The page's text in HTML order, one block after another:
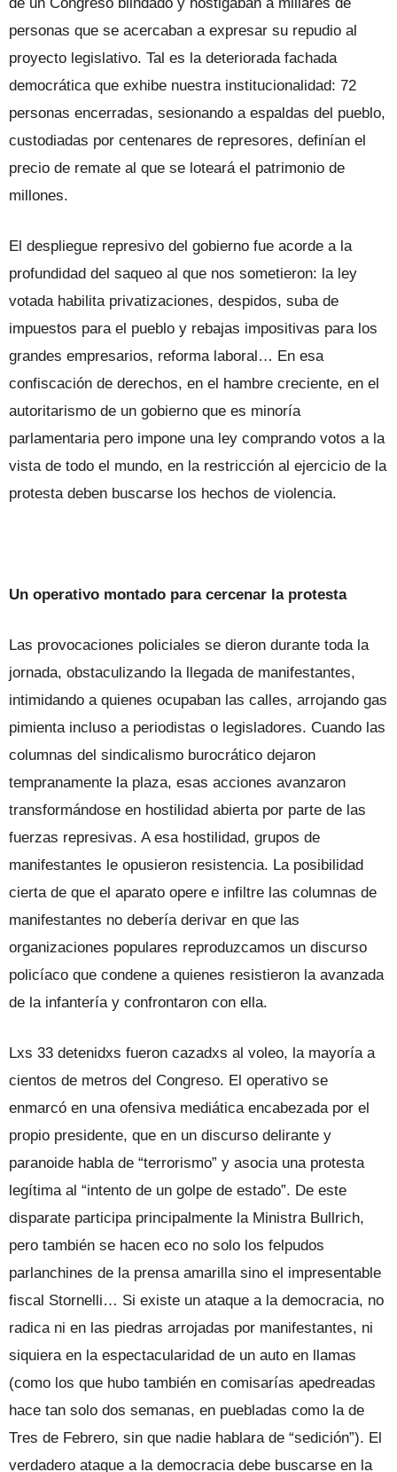
personas que se acercaban a expresar su repudio al
proyecto legislativo. Tal es la deteriorada fachada
democrática que exhibe nuestra institucionalidad: 72
personas encerradas, sesionando a espaldas del pueblo,
custodiadas por centenares de represores, definían el
precio de remate al que se loteará el patrimonio de
millones.
El despliegue represivo del gobierno fue acorde a la
profundidad del saqueo al que nos sometieron: la ley
votada habilita privatizaciones, despidos, suba de
impuestos para el pueblo y rebajas impositivas para los
grandes empresarios, reforma laboral… En esa
confiscación de derechos, en el hambre creciente, en el
autoritarismo de un gobierno que es minoría
parlamentaria pero impone una ley comprando votos a la
vista de todo el mundo, en la restricción al ejercicio de la
protesta deben buscarse los hechos de violencia.
Un operativo montado para cercenar la protesta
Las provocaciones policiales se dieron durante toda la
jornada, obstaculizando la llegada de manifestantes,
intimidando a quienes ocupaban las calles, arrojando gas
pimienta incluso a periodistas o legisladores. Cuando las
columnas del sindicalismo burocrático dejaron
tempranamente la plaza, esas acciones avanzaron
transformándose en hostilidad abierta por parte de las
fuerzas represivas. A esa hostilidad, grupos de
manifestantes le opusieron resistencia. La posibilidad
cierta de que el aparato opere e infiltre las columnas de
manifestantes no debería derivar en que las
organizaciones populares reproduzcamos un discurso
policíaco que condene a quienes resistieron la avanzada
de la infantería y confrontaron con ella.
Lxs 33 detenidxs fueron cazadxs al voleo, la mayoría a
cientos de metros del Congreso. El operativo se
enmarcó en una ofensiva mediática encabezada por el
propio presidente, que en un discurso delirante y
paranoide habla de “terrorismo” y asocia una protesta
legítima al “intento de un golpe de estado”. De este
disparate participa principalmente la Ministra Bullrich,
pero también se hacen eco no solo los felpudos
parlanchines de la prensa amarilla sino el impresentable
fiscal Stornelli… Si existe un ataque a la democracia, no
radica ni en las piedras arrojadas por manifestantes, ni
siquiera en la espectacularidad de un auto en llamas
(como los que hubo también en comisarías apedreadas
hace tan solo dos semanas, en puebladas como la de
Tres de Febrero, sin que nadie hablara de “sedición”). El
verdadero ataque a la democracia debe buscarse en la